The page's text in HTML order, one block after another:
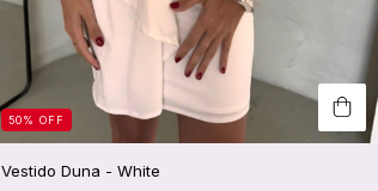
50%OFF
Vestido Duna - White